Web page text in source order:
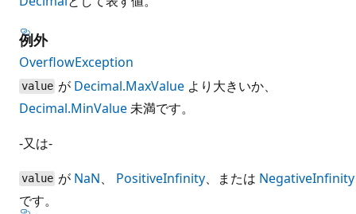
例外
OverflowException
value が Decimal.MaxValue より大きいか、
Decimal.MinValue未満です。
-又は-
value が NaN、 PositiveInfinity、または NegativeInfinity
です。